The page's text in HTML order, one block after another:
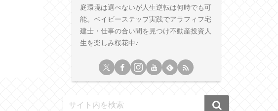
庭環境は選べないが人生逆転は何時でも可
能。ベイビーステップ実践でアラフィフ宅
建士・仕事の合い間を見つけ不動産投資人
生を楽しみ桜花中♪